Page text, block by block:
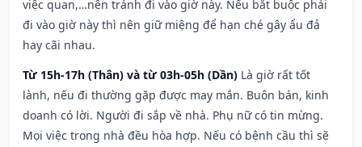
việc quan,…nên tránh đi vào giờ này. Nếu bắt buộc phải
đi vào giờ này thì nên giữ miệng để hạn ché gây ẩu đả
hay cãi nhau.
Từ 15h-17h (Thân) và từ 03h-05h (Dần) Là giờ rất tốt
lành, nếu đi thường gặp được may mắn. Buôn bán, kinh
doanh có lời. Người đi sắp về nhà. Phụ nữ có tin mừng.
Mọi việc trong nhà đều hòa hợp. Nếu có bệnh cầu thì sẽ